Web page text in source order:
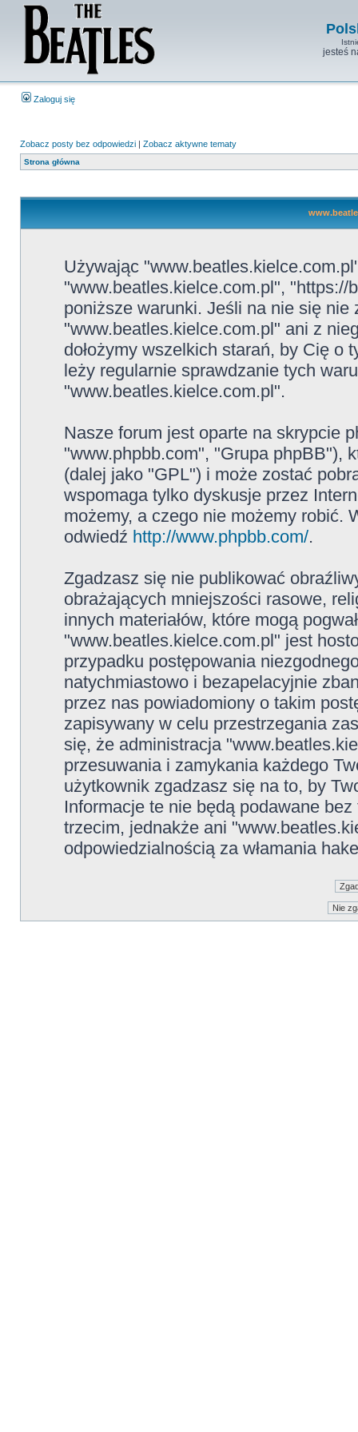
jesteś
Zaloguj się
Zobacz posty bez odpowiedzi | Zobacz aktywne tematy
Strona główna
Używając
"www.beatles.kielce.com.pl",
poniższe warunki. Jeśli na nie się
"www.beatles.kielce.com.pl" ani z
dołożymy wszelkich starań, by Cię o
leży regularnie sprawdzanie tych
"www.beatles.kielce.com.pl".
Nasze forum jest oparte na skrypcie
"www.phpbb.com", "Grupa phpBB"),
(dalej jako "GPL") i może zostać
wspomaga tylko dyskusje przez
możemy, a czego nie możemy robić.
odwiedź http://www.phpbb.com/.
Zgadzasz się nie publikować
obrażających mniejszości rasowe,
innych materiałów, które mogą
"www.beatles.kielce.com.pl" jest
przypadku postępowania
natychmiastowo i bezapelacyjnie
przez nas powiadomiony o takim
zapisywany w celu przestrzegania
się, że administracja
przesuwania i zamykania każdego
użytkownik zgadzasz się na to, by
Informacje te nie będą podawane
trzecim, jednakże ani
odpowiedzialnością za włamania